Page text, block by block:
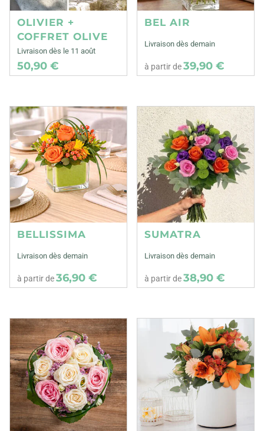
OLIVIER +
COFFRET OLIVE
Livraison dès le 11 août
50,90 €
BEL AIR
Livraison dès demain
à partir de39,90 €
BELLISSIMA
Livraison dès demain
à partir de36,90 €
SUMATRA
Livraison dès demain
à partir de38,90 €